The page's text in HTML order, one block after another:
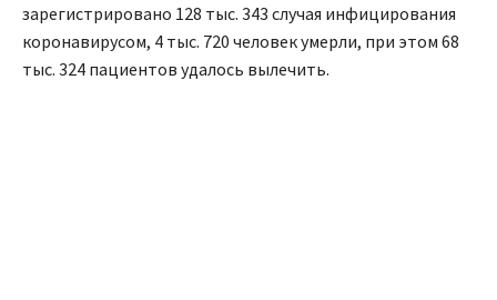
зарегистрировано 128 тыс. 343 случая инфицирования
коронавирусом, 4 тыс. 720 человек умерли, при этом 68
тыс. 324 пациентов удалось вылечить.